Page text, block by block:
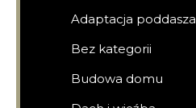
Adaptacja poddasza
Bez kategorii
Budowa domu